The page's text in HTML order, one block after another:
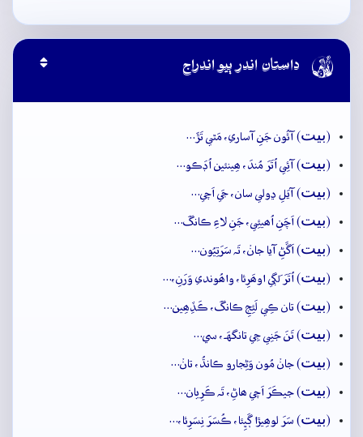
 داستان اندر ٻيو اندراج
(بيت) آئُون جَنِ آساري، مَٿي تَڙَ…
(بيت) آئِي اُتَرَ مُندَ، ھِينئين اُڊَڪو…
(بيت) آيَلِ ڍولي سان، جَي اَچي…
(بيت) اَچَنِ اُھيئِي، جَنِ لاءِ ڪانگَ…
(بيت) اَڱَڻِ آيا جانۡ، تَہ سَرَتِيُون…
(بيت) اُتَرَ لَڳي اوھَرِئا، واھُوندي وَرَنِ،…
(بيت) تان ڪِي لَئِجِ ڪانگَ، ڪَڏِھِين…
(بيت) تَنَ جَنِي جِي تانگهَہ، سي…
(بيت) جانۡ مُون وَڻِجارو ڪانڌُ، تانۡ…
(بيت) جيڪَرَ اَچي ھاڻِ، تَہ ڪَرِيان…
(بيت) سَرَ لوھِيڙا ڳَڀِئا، ڪُسَرَ نِسَرِئا،…